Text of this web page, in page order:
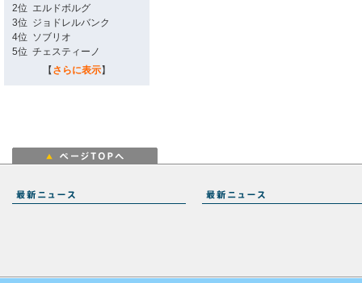
2位 エルドボルグ
3位 ジョドレルバンク
4位 ソブリオ
5位 チェスティーノ
【 さらに表示】